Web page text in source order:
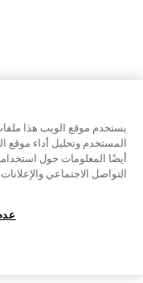
يستخدم موقع الويب هذا
المستخدم وتحليل أداء موقع
أيضًا المعلومات حول
التواصل الاجتماعي والإعلانات